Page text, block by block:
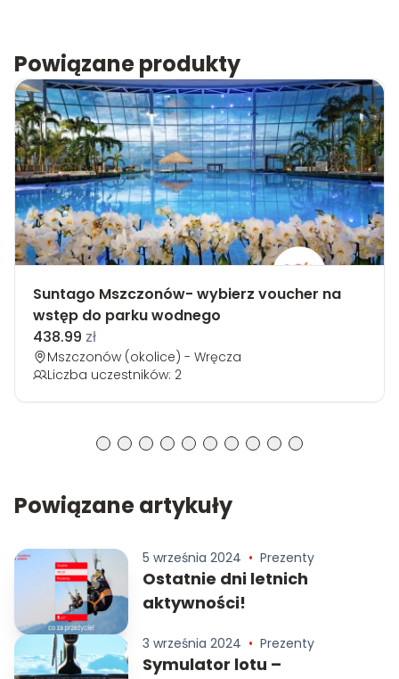
Powiązane produkty
Suntago Mszczonów- wybierz voucher na
wstęp do parku wodnego
438.99 zł
Mszczonów (okolice) - Wręcza
Liczba uczestników: 2
Powiązane artykuły
5 września 2024 • Prezenty
Ostatnie dni letnich
aktywności!
3 września 2024 • Prezenty
Symulator lotu –